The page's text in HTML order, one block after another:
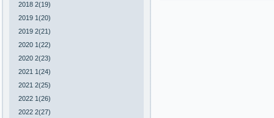
2018 2(19)
2019 1(20)
2019 2(21)
2020 1(22)
2020 2(23)
2021 1(24)
2021 2(25)
2022 1(26)
2022 2(27)